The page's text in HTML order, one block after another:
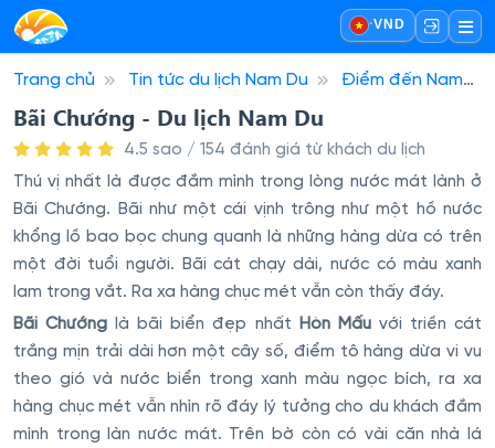
·VND
Trang chủ Tin tức du lịch Nam Du
Điểm đến Nam
Du
Bãi Chướng - Du lịch Nam Du
Bãi Chướng - Du lịch Nam Du
4.5 sao / 154 đánh giá từ khách du lịch
Thú vị nhất là được đắm mình trong lòng nước mát lành ở
Bãi Chướng. Bãi như một cái vịnh trông như một hồ nước
khổng lồ bao bọc chung quanh là những hàng dừa có trên
một đời tuổi người. Bãi cát chạy dài, nước có màu xanh
lam trong vắt. Ra xa hàng chục mét vẫn còn thấy đáy.
Bãi Chướng là bãi biển đẹp nhất Hòn Mấuvới triền cát
trắng mịn trải dài hơn một cây số, điểm tô hàng dừa vi vu
theo gió và nước biển trong xanh màu ngọc bích, ra xa
hàng chục mét vẫn nhìn rõ đáy lý tưởng cho du khách đắm
mình trong làn nước mát. Trên bờ còn có vài căn nhà lá